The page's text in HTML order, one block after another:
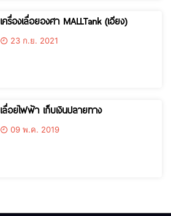
เครื่องเลื่อยองศา MALLTank (เอียง)
23 ก.ย. 2021
เลื่อยไฟฟ้า เก็บเงินปลายทาง
09 พ.ค. 2019